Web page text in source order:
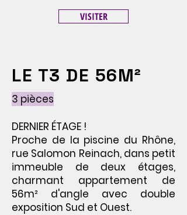
VISITER
LE T3 DE 56M²
3 pièces
DERNIER ÉTAGE !
Proche de la piscine du Rhône,
rue Salomon Reinach, dans petit
immeuble de deux étages,
charmant appartement de
56m² d'angle avec double
exposition Sud et Ouest.